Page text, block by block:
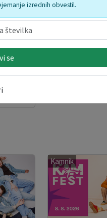
Kamnik
izrednih obvestil.
se